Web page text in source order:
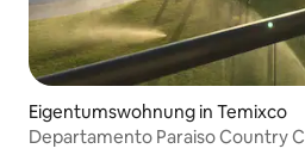
Eigentumswohnung in Temixco
Departamento Paraiso Country